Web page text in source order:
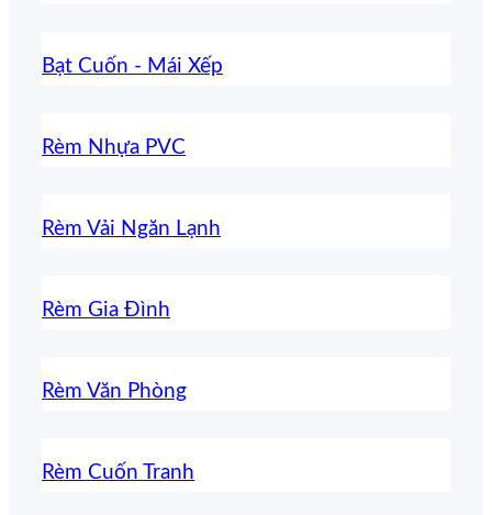
Bạt Cuốn - Mái Xếp
Rèm Nhựa PVC
Rèm Vải Ngăn Lạnh
Rèm Gia Đình
Rèm Văn Phòng
Rèm Cuốn Tranh